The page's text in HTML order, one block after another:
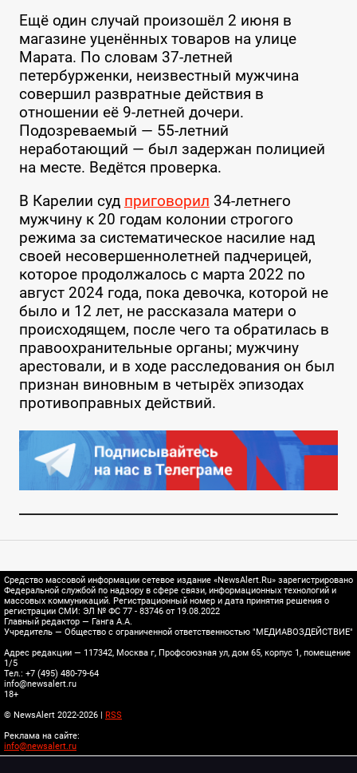
Ещё один случай произошёл 2 июня в
магазине уценённых товаров на улице
Марата. По словам 37-летней
петербурженки, неизвестный мужчина
совершил развратные действия в
отношении её 9-летней дочери.
Подозреваемый — 55-летний
неработающий — был задержан полицией
на месте. Ведётся проверка.
В Карелии суд приговорил 34-летнего
мужчину к 20 годам колонии строгого
режима за систематическое насилие над
своей несовершеннолетней падчерицей,
которое продолжалось с марта 2022 по
август 2024 года, пока девочка, которой не
было и 12 лет, не рассказала матери о
происходящем, после чего та обратилась в
правоохранительные органы; мужчину
арестовали, и в ходе расследования он был
признан виновным в четырёх эпизодах
противоправных действий.
Средство массовой информации сетевое издание «NewsAlert.Ru» зарегистрировано
Федеральной службой по надзору в сфере связи, информационных технологий и
массовых коммуникаций. Регистрационный номер и дата принятия решения о
регистрации СМИ: ЭЛ № ФС 77 - 83746 от 19.08.2022
Главный редактор — Ганга А.А.
Учредитель — Общество с ограниченной ответственностью "МЕДИАВОЗДЕЙСТВИЕ"
Адрес редакции — 117342, Москва г, Профсоюзная ул, дом 65, корпус 1, помещение
1/5
Тел.: +7 (495) 480-79-64
info@newsalert.ru
18+
© NewsAlert 2022-2026 | RSS
Реклама на сайте:
info@newsalert.ru